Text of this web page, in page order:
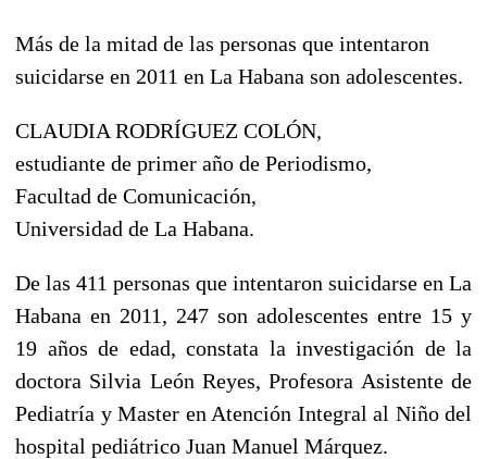
Más de la mitad de las personas que intentaron
suicidarse en 2011 en La Habana son adolescentes.
CLAUDIA RODRÍGUEZ COLÓN,
estudiante de primer año de Periodismo,
Facultad de Comunicación,
Universidad de La Habana.
De las 411 personas que intentaron suicidarse en La
Habana en 2011, 247 son adolescentes entre 15 y
19 años de edad, constata la investigación de la
doctora Silvia León Reyes, Profesora Asistente de
Pediatría y Master en Atención Integral al Niño del
hospital pediátrico Juan Manuel Márquez.